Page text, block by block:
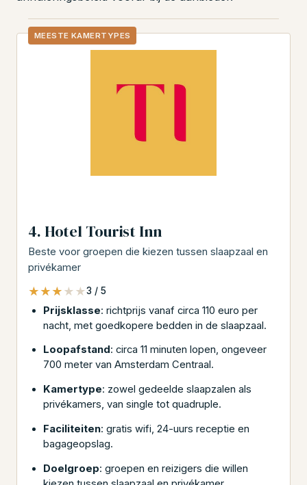
MEESTE KAMERTYPES
4. Hotel Tourist Inn
Beste voor groepen die kiezen tussen slaapzaal en
privékamer
★★★★★
★★★★★3 / 5
Prijsklasse: richtprijs vanaf circa 110 euro per
nacht, met goedkopere bedden in de slaapzaal.
Loopafstand : circa 11 minuten lopen, ongeveer
700 meter van Amsterdam Centraal.
Kamertype: zowel gedeelde slaapzalen als
privékamers, van single tot quadruple.
Faciliteiten: gratis wifi, 24-uurs receptie en
bagageopslag.
Doelgroep: groepen en reizigers die willen